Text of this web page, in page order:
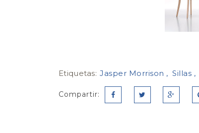
Etiquetas: Jasper Morrison Sillas
Compartir: